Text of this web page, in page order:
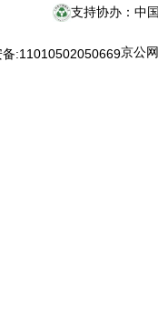
支持协办：中
京公